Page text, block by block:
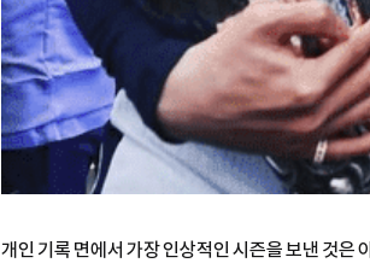
개인 기록 면에서 가장 인상적인 시즌을 보낸 것은